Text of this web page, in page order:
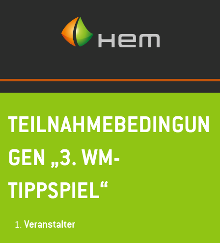
TEILNAHMEBEDINGUN
GEN „3. WM-
TIPPSPIEL“
Veranstalter